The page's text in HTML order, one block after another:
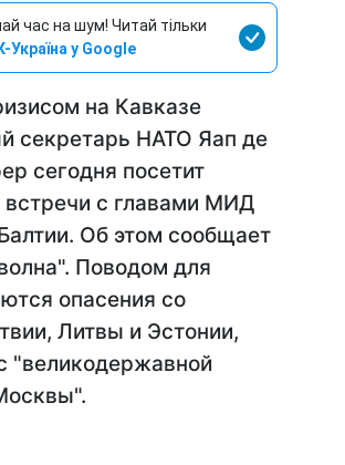
час на шум! Читай тільки
Україна у Google
на Кавказе
секретарь НАТО Яап де
сегодня посетит
с главами МИД
Об этом сообщает
Поводом для
опасения со
Литвы и Эстонии,
"великодержавной